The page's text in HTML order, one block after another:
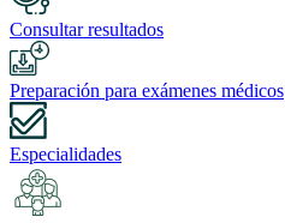
Consultar resultados
Preparación para exámenes médicos
Especialidades